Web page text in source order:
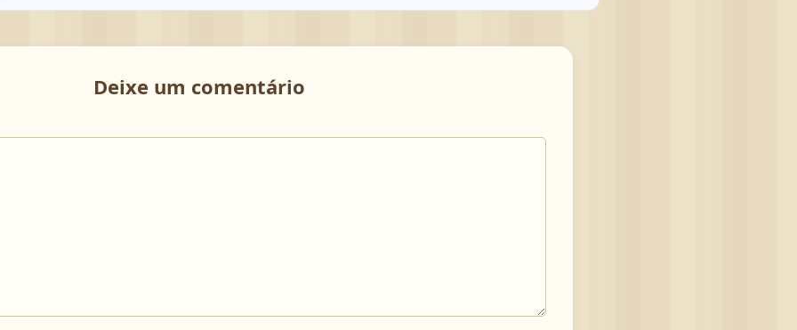
Deixe um comentário